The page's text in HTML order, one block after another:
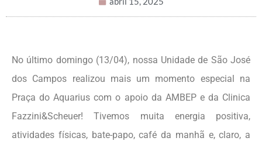
No último domingo (13/04), nossa Unidade de São José
dos Campos realizou mais um momento especial na
Praça do Aquarius com o apoio da AMBEP e da Clinica
Fazzini&Scheuer! Tivemos muita energia positiva,
atividades físicas, bate-papo, café da manhã e, claro, a